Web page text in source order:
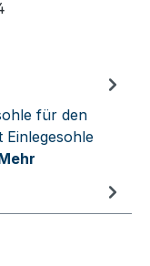
für den
Einlegesohle